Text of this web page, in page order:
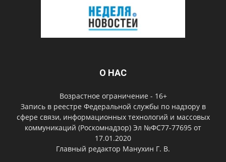
О НАС
Возрастное ограничение - 16+
Запись в реестре Федеральной службы по надзору в
сфере связи, информационных технологий и массовых
коммуникаций (Роскомнадзор) Эл №ФС77-77695 от
17.01.2020
Главный редактор Манухин Г. В.